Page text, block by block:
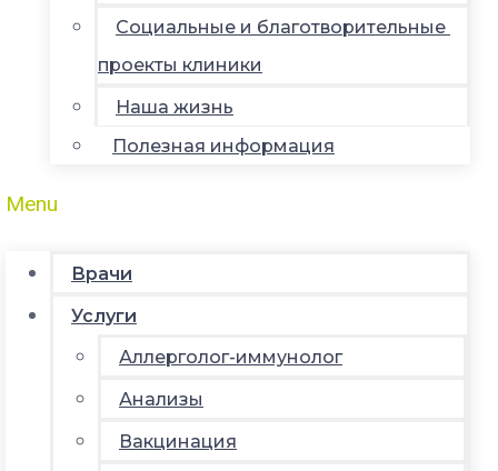
Социальные и благотворительные
проекты клиники
Наша жизнь
Полезная информация
Menu
Врачи
Услуги
Аллерголог-иммунолог
Анализы
Вакцинация